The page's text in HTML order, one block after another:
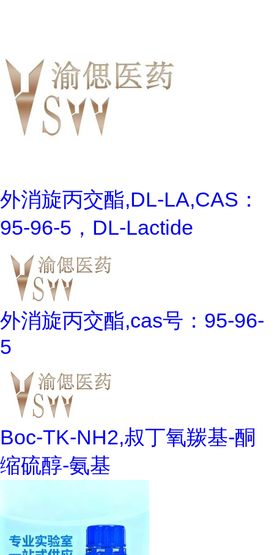
外消旋丙交酯,DL-LA,CAS：
95-96-5，DL-Lactide
外消旋丙交酯,cas号：95-96-
5
Boc-TK-NH2,叔丁氧羰基-酮
缩硫醇-氨基